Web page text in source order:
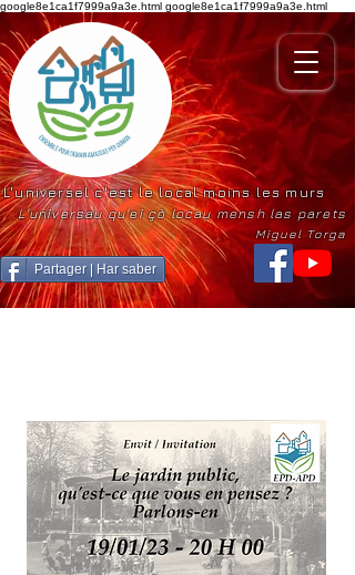
google8e1ca1f7999a9a3e.html google8e1ca1f7999a9a3e.html
Partager | Har saber
L'universel c'est le local moins les murs
L'universau qu'ei çò locau mensh las parets
Miguel Torga